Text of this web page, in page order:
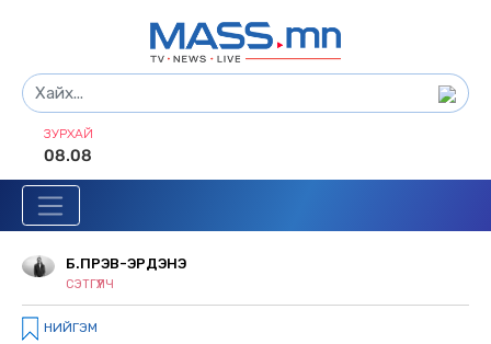
ЗУРХАЙ
08.08
Б.ПҮРЭВ-ЭРДЭНЭ
СЭТГҮҮЛЧ
НИЙГЭМ